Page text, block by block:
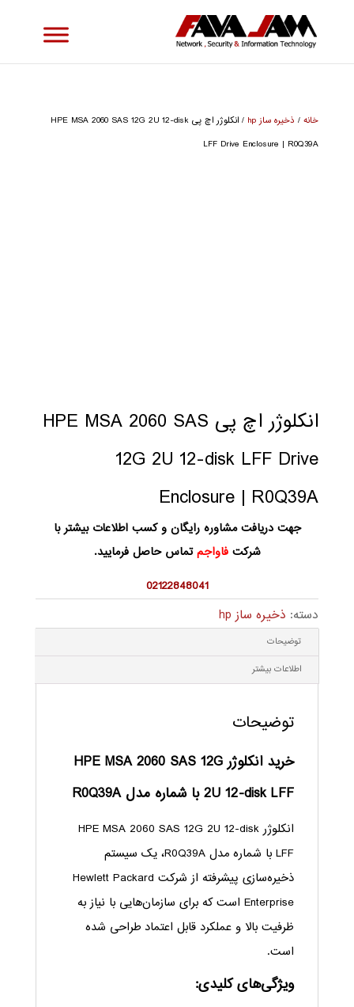
خانه/ ذخیره ساز hp
/ انکلوژر اچ پی HPE MSA 2060 SAS 12G 2U 12-disk
LFF Drive Enclosure | R0Q39A
انکلوژر اچ پی HPE MSA 2060 SAS
12G 2U 12-disk LFF Drive
Enclosure | R0Q39A
جهت دریافت مشاوره رایگان و کسب اطلاعات بیشتر با
شرکتفاواجمتماس حاصل فرمایید.
02122848041
دسته: ذخیره ساز hp
توضیحات
اطلاعات بیشتر
توضیحات
خرید انکلوژر HPE MSA 2060 SAS 12G
2U 12-disk LFF با شماره مدل R0Q39A
انکلوژر HPE MSA 2060 SAS 12G 2U 12-disk
LFF با شماره مدل R0Q39A، یک سیستم
ذخیره‌سازی پیشرفته از شرکت Hewlett Packard
Enterprise است که برای سازمان‌هایی با نیاز به
ظرفیت بالا و عملکرد قابل اعتماد طراحی شده
است.
ویژگی‌های کلیدی: